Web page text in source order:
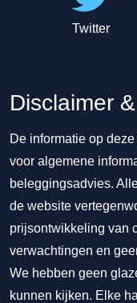
Twitter
Disclaimer
De informatie op
voor algemene
beleggingsadvies.
de website
prijsontwikkeling van
verwachtingen en
We hebben geen
kunnen kijken. Elke